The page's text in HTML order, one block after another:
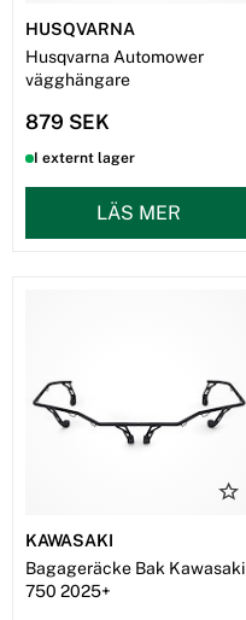
HUSQVARNA
Husqvarna Automower
vägghängare
879 SEK
I externt lager
LÄS MER
KAWASAKI
Bagageräcke Bak Kawasaki
750 2025+